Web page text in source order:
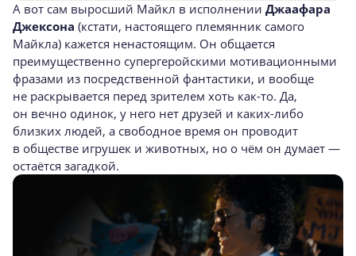
А вот сам выросший Майкл в исполнении Джаафара
Джексона (кстати, настоящего племянник самого
Майкла) кажется ненастоящим. Он общается
преимущественно супергеройскими мотивационными
фразами из посредственной фантастики, и вообще
не раскрывается перед зрителем хоть как-то. Да,
он вечно одинок, у него нет друзей и каких-либо
близких людей, а свободное время он проводит
в обществе игрушек и животных, но о чём он думает —
остаётся загадкой.